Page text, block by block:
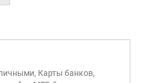
Карты банков,